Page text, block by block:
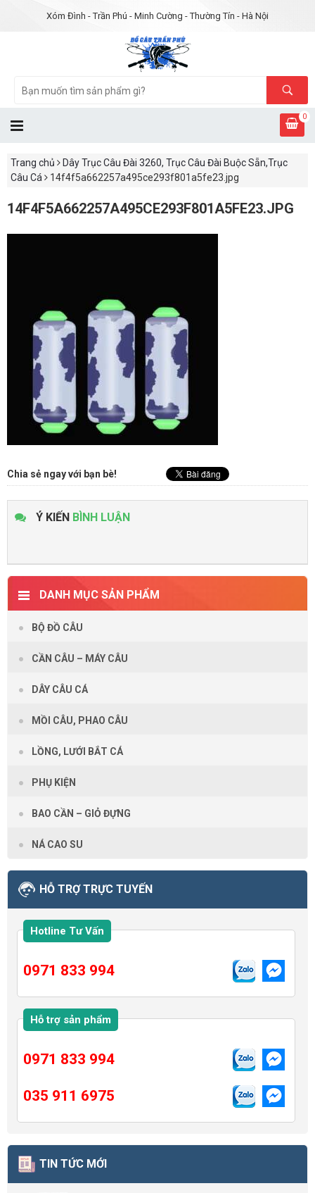
Xóm Đình - Trần Phú - Minh Cường - Thường Tín - Hà Nội
0
Trang chủ
Dây Trục Câu Đài 3260, Trục Câu Đài Buộc Sẵn,Trục
Câu Cá
14f4f5a662257a495ce293f801a5fe23.jpg
14F4F5A662257A495CE293F801A5FE23.JPG
Chia sẻ ngay với bạn bè!
Ý KIẾN BÌNH LUẬN
DANH MỤC SẢN PHẨM
BỘ ĐỒ CÂU
CẦN CÂU – MÁY CÂU
DÂY CÂU CÁ
MỒI CÂU, PHAO CÂU
LỒNG, LƯỚI BẮT CÁ
PHỤ KIỆN
BAO CẦN – GIỎ ĐỰNG
NÁ CAO SU
HỖ TRỢ TRỰC TUYẾN
Hotline Tư Vấn
0971 833 994
Hỗ trợ sản phẩm
0971 833 994
035 911 6975
TIN TỨC MỚI